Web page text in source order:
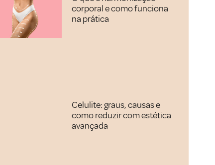
corporal e como funciona
na prática
Celulite: graus, causas e
como reduzir com estética
avançada